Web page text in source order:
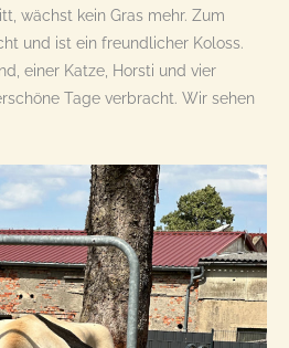
wächst kein Gras mehr. Zum
und ist ein freundlicher Koloss.
einer Katze, Horsti und vier
Tage verbracht. Wir sehen